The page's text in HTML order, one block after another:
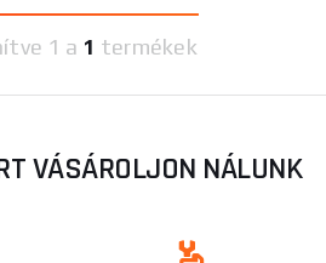
1 a 1 termékek
VÁSÁROLJON NÁLUNK